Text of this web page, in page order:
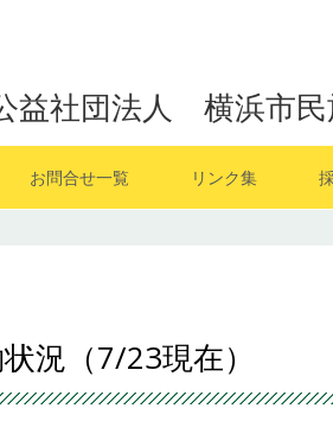
益社団法人 横浜市民
お問合せ一覧 リンク集
況（7/23現在）